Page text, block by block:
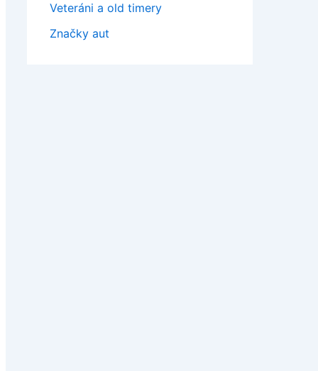
Veteráni a old timery
Značky aut